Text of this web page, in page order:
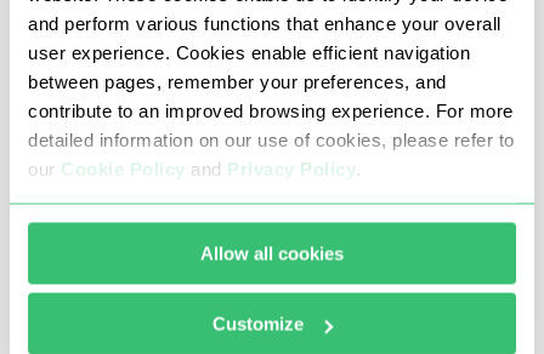
and perform various functions that enhance your overall
user experience. Cookies enable efficient navigation
between pages, remember your preferences, and
contribute to an improved browsing experience. For more
detailed information on our use of cookies, please refer to
our Cookie Policy and Privacy Policy.
Allow all cookies
Customize
하고 있습니다. 전 세계 200개국의 약 200개 비즈니스 부문
을 대표합니다.
다른 소셜 네트워크와 마찬가지로 LinkedIn에는 프록시 서
버를 통해 우회할 수 있는 여러 가지 제한 사항이 있습니다.
프록시를 사용하면 이러한 제한을 우회할 수 있습니다:
하나의 디바이스에서 프로필을 무제한으로 만들고 관리
지역 차단, IP 차단 및 ISP 제한 우회
링크드인에는 다양한 언어 현지화가 지원되므로 사용 가
능한 GEO 목록에서 필요한 위치를 선택하면 검색 결과